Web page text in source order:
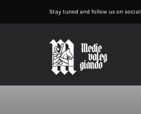
Stay tuned and follow us on social